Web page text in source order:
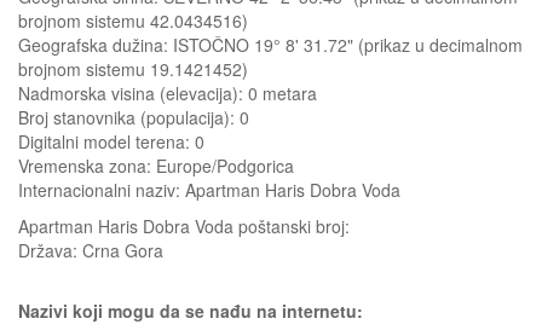
brojnom sistemu 42.0434516)
Geografska dužina: ISTOČNO 19° 8' 31.72" (prikaz u decimalnom
brojnom sistemu 19.1421452)
Nadmorska visina (elevacija): 0 metara
Broj stanovnika (populacija): 0
Digitalni model terena: 0
Vremenska zona: Europe/Podgorica
Internacionalni naziv: Apartman Haris Dobra Voda
Apartman Haris Dobra Voda poštanski broj:
Država: Crna Gora
Nazivi koji mogu da se nađu na internetu: